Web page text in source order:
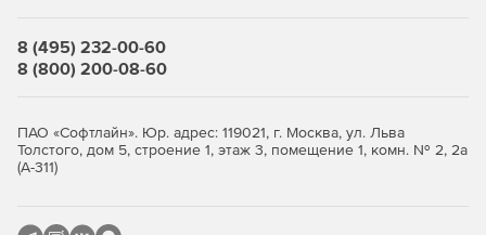
8 (495) 232-00-60
8 (800) 200-08-60
ПАО «Софтлайн». Юр. адрес: 119021, г. Москва, ул. Льва
Толстого, дом 5, строение 1, этаж 3, помещение 1, комн. № 2, 2а
(А-311)